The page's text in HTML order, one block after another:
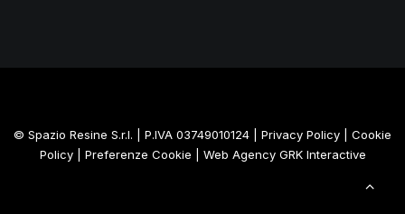
© Spazio Resine S.r.l. | P.IVA 03749010124 | Privacy Policy
Cookie
Policy| Preferenze Cookie | Web Agency GRK Interactive